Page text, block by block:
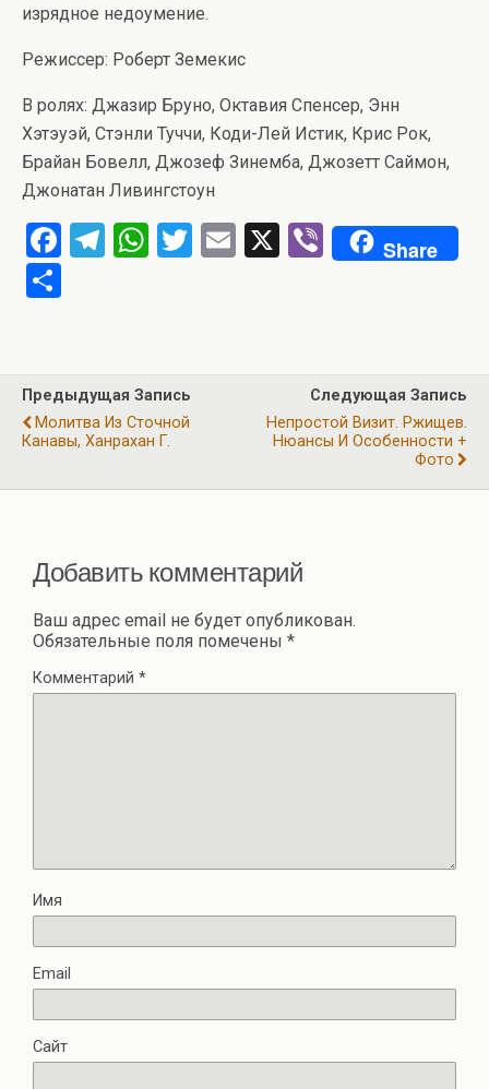
изрядное недоумение.
Режиссер: Роберт Земекис
В ролях: Джазир Бруно, Октавия Спенсер, Энн
Хэтэуэй, Стэнли Туччи, Коди-Лей Истик, Крис Рок,
Брайан Бовелл, Джозеф Зинемба, Джозетт Саймон,
Джонатан Ливингстоун
F
o
o
k
T
a
m
W
A
p
p
T
E
X
Vi
Share
р
а
в
и
Предыдущая Запись
Молитва Из Сточной
Канавы, Ханрахан Г.
Следующая Запись
Непростой Визит. Ржищев.
Нюансы И Особенности +
Фото
Добавить комментарий
Ваш адрес email не будет опубликован.
Обязательные поля помечены *
Комментарий *
Имя
Email
Сайт